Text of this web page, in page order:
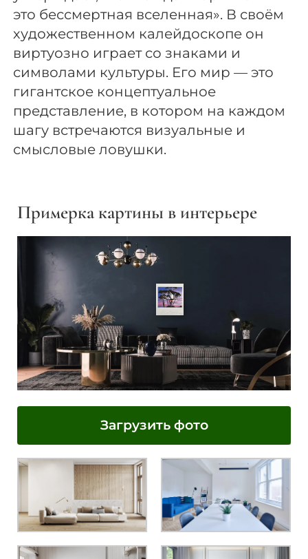
это бессмертная вселенная». В своём
художественном калейдоскопе он
виртуозно играет со знаками и
символами культуры. Его мир — это
гигантское концептуальное
представление, в котором на каждом
шагу встречаются визуальные и
смысловые ловушки.
Примерка картины в интерьере
Загрузить фото